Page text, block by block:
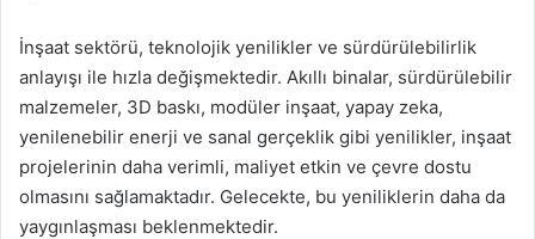
İnşaat sektörü, teknolojik yenilikler ve sürdürülebilirlik
anlayışı ile hızla değişmektedir. Akıllı binalar, sürdürülebilir
malzemeler, 3D baskı, modüler inşaat, yapay zeka,
yenilenebilir enerji ve sanal gerçeklik gibi yenilikler, inşaat
projelerinin daha verimli, maliyet etkin ve çevre dostu
olmasını sağlamaktadır. Gelecekte, bu yeniliklerin daha da
yaygınlaşması beklenmektedir.